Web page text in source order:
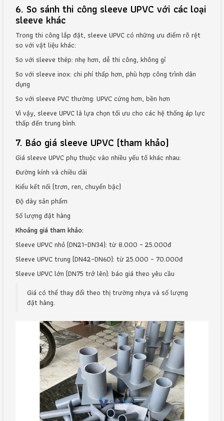
6. So sánh thi công sleeve UPVC với các loại
sleeve khác
Trong thi công lắp đặt, sleeve UPVC có những ưu điểm rõ rệt
so với vật liệu khác:
So với sleeve thép: nhẹ hơn, dễ thi công, không gỉ
So với sleeve inox: chi phí thấp hơn, phù hợp công trình dân
dụng
So với sleeve PVC thường: UPVC cứng hơn, bền hơn
Vì vậy, sleeve UPVC là lựa chọn tối ưu cho các hệ thống áp lực
thấp đến trung bình.
7. Báo giá sleeve UPVC (tham khảo)
Giá sleeve UPVC phụ thuộc vào nhiều yếu tố khác nhau:
Đường kính và chiều dài
Kiểu kết nối (trơn, ren, chuyển bậc)
Độ dày sản phẩm
Số lượng đặt hàng
Khoảng giá tham khảo:
Sleeve UPVC nhỏ (DN21–DN34): từ 8.000 – 25.000đ
Sleeve UPVC trung (DN42–DN60): từ 25.000 – 70.000đ
Sleeve UPVC lớn (DN75 trở lên): báo giá theo yêu cầu
Giá có thể thay đổi theo thị trường nhựa và số lượng
đặt hàng.